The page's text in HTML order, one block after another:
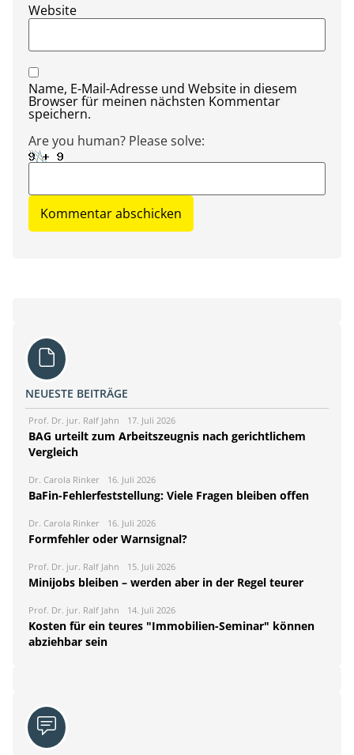
Website
Name, E-Mail-Adresse und Website in diesem
Browser für meinen nächsten Kommentar
speichern.
Are you human? Please solve:
NEUESTE BEITRÄGE
Prof. Dr. jur. Ralf Jahn 17. Juli 2026
BAG urteilt zum Arbeitszeugnis nach gerichtlichem
Vergleich
Dr. Carola Rinker 16. Juli 2026
BaFin-Fehlerfeststellung: Viele Fragen bleiben offen
Dr. Carola Rinker 16. Juli 2026
Formfehler oder Warnsignal?
Prof. Dr. jur. Ralf Jahn 15. Juli 2026
Minijobs bleiben – werden aber in der Regel teurer
Prof. Dr. jur. Ralf Jahn 14. Juli 2026
Kosten für ein teures "Immobilien-Seminar" können
abziehbar sein